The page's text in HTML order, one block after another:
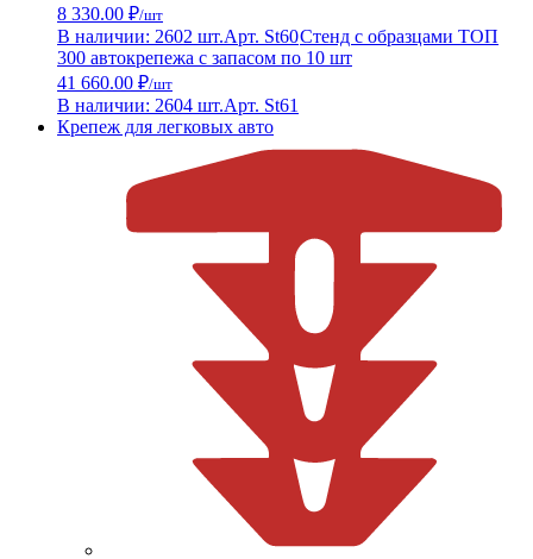
8 330.00 ₽/шт
В наличии: 2602 шт.Арт. St60Стенд с образцами ТОП
300 автокрепежа с запасом по 10 шт
41 660.00 ₽/шт
В наличии: 2604 шт.Арт. St61
Крепеж для легковых авто